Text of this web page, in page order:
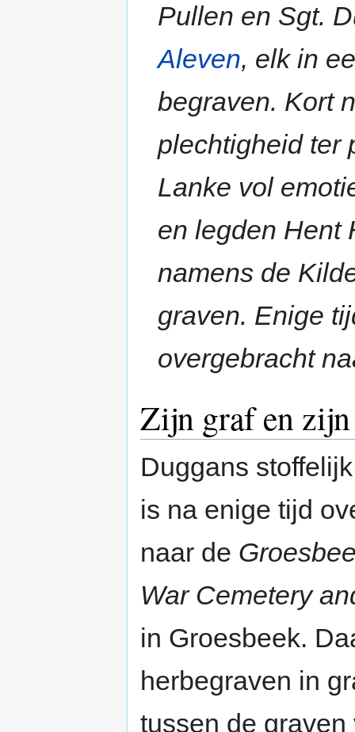
Pullen en Sgt.
Aleven, elk in
begraven. Kort
plechtigheid ter
Lanke vol
en legden Hent
namens de
graven. Enige
overgebracht
Zijn graf en zijn
Duggans
is na enige tijd
naar de
War Cemetery
in Groesbeek.
herbegraven in
tussen de